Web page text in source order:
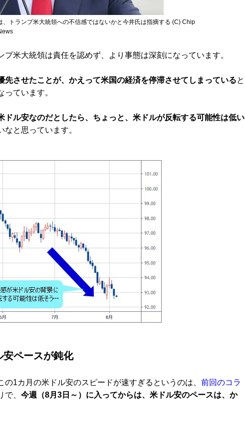
、トランプ米大統領への不信感ではないかと今井氏は指摘する (C) Chip
米大統領は責任を認めず、より事態は深刻になっています。
先させたことが、かえって米国の経済を停滞させてしまっていると
っています。
ドル安なのだとしたら、ちょっと、米ドルが反転する可能性は低い
なと思っています。
安ペースが鈍化
1カ月の米ドル安のスピードが速すぎるというのは、 前回のコラ
で、 今週（8月3日～）に入ってからは、米ドル安のペースは、か